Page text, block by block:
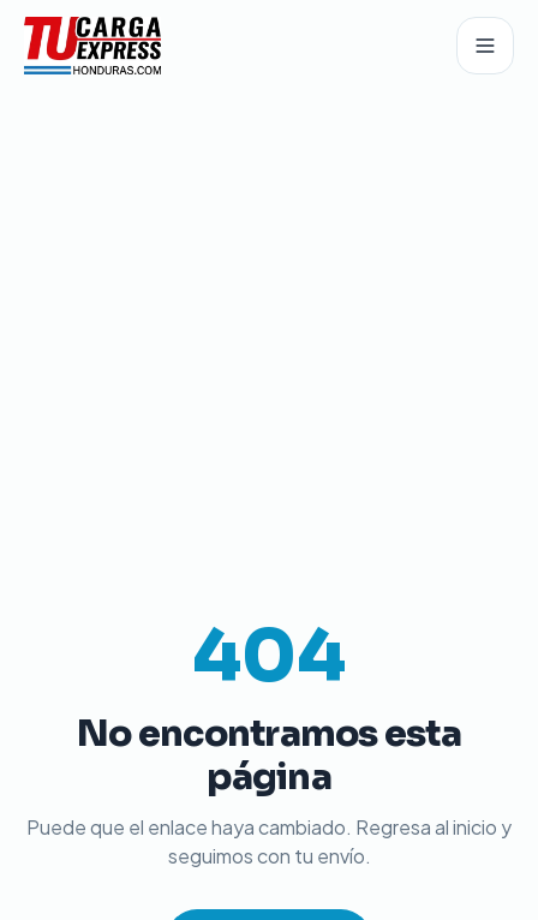
404
No encontramos esta
página
Puede que el enlace haya cambiado. Regresa al inicio y
seguimos con tu envío.